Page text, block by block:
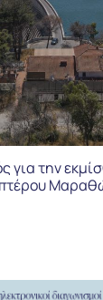
για την